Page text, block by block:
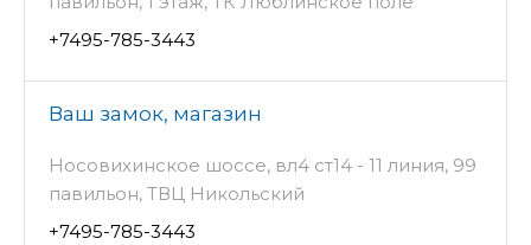
+7495-785-3443
Ваш замок, магазин
Носовихинское шоссе, вл4 ст14 - 11 линия, 99
павильон, ТВЦ Никольский
+7495-785-3443